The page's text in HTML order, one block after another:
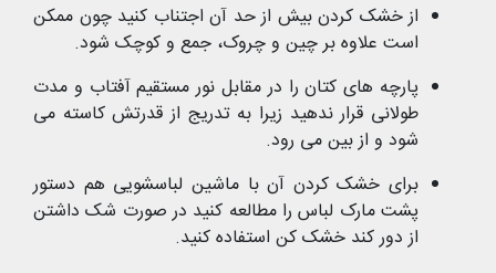
از خشک کردن بیش از حد آن اجتناب کنید چون ممکن
است علاوه بر چین و چروک، جمع و کوچک شود.
پارچه های کتان را در مقابل نور مستقیم آفتاب و مدت
طولانی قرار ندهید زیرا به تدریج از قدرتش کاسته می
شود و از بین می رود.
برای خشک کردن آن با ماشین لباسشویی هم دستور
پشت مارک لباس را مطالعه کنید در صورت شک داشتن
از دور کند خشک کن استفاده کنید.